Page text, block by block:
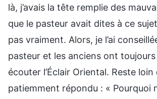
là, j’avais la tête remplie des
que le pasteur avait dites à ce
pas vraiment. Alors, je l’ai
pasteur et les anciens ont
écouter l’Éclair Oriental. Reste loin
patiemment répondu : « Pourquoi